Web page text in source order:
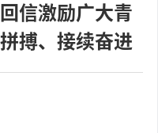
信激励广大青
搏、接续奋进